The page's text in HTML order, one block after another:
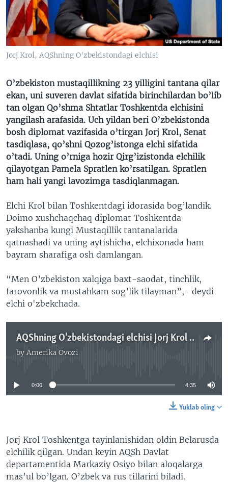
VIDEO
XABARLAR SURATLARDA
ODNOKLASSNIKI
TELEGRAM
TWITTER
Jorj Krol, AQShning O'zbekistondagi elchisi
O’zbekiston mustaqillikning 23 yilligini tantana qilar
ekan, uni suveren davlat sifatida birinchilardan bo’lib
tan olgan Qo’shma Shtatlar Toshkentda elchisini
yangilash arafasida. Uch yildan beri O’zbekistonda
bosh diplomat vazifasida o’tirgan Jorj Krol, Senat
tasdiqlasa, qo’shni Qozog’istonga elchi sifatida
o’tadi. Uning o’rniga hozir Qirg’izistonda elchilik
qilayotgan Pamela Spratlen ko’rsatilgan. Spratlen
ham hali yangi lavozimga tasdiqlanmagan.
Elchi Krol bilan Toshkentdagi idorasida bog’landik.
Doimo xushchaqchaq diplomat Toshkentda
yakshanba kungi Mustaqillik tantanalarida
qatnashadi va uning aytishicha, elchixonada ham
bayram sharafiga osh damlangan.
“Men O’zbekiston xalqiga baxt-saodat, tinchlik,
farovonlik va mustahkam sog’lik tilayman”,- deydi
elchi o'zbekchada.
AQShning O'zbekistondagi elchisi Jorj Krol bilan suhbatdan parcha - Navbahor Imamova
by Amerika Ovozi
No media source currently available
0:00 4:35
Yuklab oling
Jorj Krol Toshkentga tayinlanishidan oldin Belarusda
elchilik qilgan. Undan keyin AQSh Davlat
departamentida Markaziy Osiyo bilan aloqalarga
mas’ul bo’lgan. O’zbek va rus tillarini biladi.